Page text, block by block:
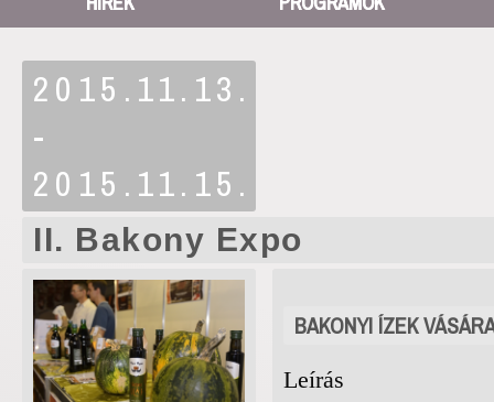
2015.11.13.
-
2015.11.15.
II. Bakony Expo
BAKONYI ÍZEK
Leírás